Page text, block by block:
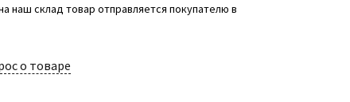
наш склад товар отправляется покупателю в
о товаре